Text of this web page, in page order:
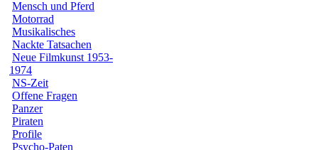
Mensch und Pferd
Motorrad
Musikalisches
Nackte Tatsachen
Neue Filmkunst 1953-
1974
NS-Zeit
Offene Fragen
Panzer
Piraten
Profile
Psycho-Paten